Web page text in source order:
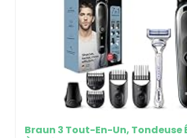
Braun 3 Tout-En-Un, Tondeuse